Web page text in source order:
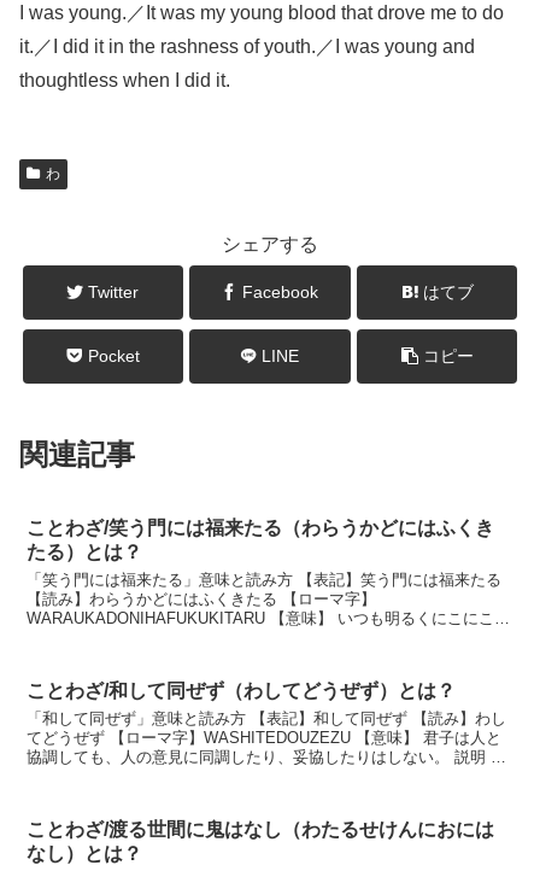
I was young.／It was my young blood that drove me to do
it.／I did it in the rashness of youth.／I was young and
thoughtless when I did it.
わ
シェアする
Twitter Facebook はてブ
Pocket LINE コピー
関連記事
ことわざ/笑う門には福来たる（わらうかどにはふくき
たる）とは？
「笑う門には福来たる」意味と読み方 【表記】笑う門には福来たる
【読み】わらうかどにはふくきたる 【ローマ字】
WARAUKADONIHAFUKUKITARU 【意味】 いつも明るくにこにこし
ことわざ/和して同ぜず（わしてどうぜず）とは？
「和して同ぜず」意味と読み方 【表記】和して同ぜず 【読み】わし
てどうぜず 【ローマ字】WASHITEDOUZEZU 【意味】 君子は人と
協調しても、人の意見に同調したり、妥協したりはしない。 説明 す
ことわざ/渡る世間に鬼はなし（わたるせけんにおには
なし）とは？